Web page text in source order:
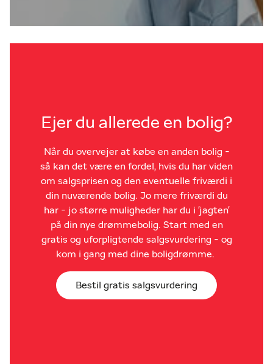
Ejer du allerede en bolig?
Når du overvejer at købe en anden bolig -
så kan det være en fordel, hvis du har viden
om salgsprisen og den eventuelle friværdi i
din nuværende bolig. Jo mere friværdi du
har - jo større muligheder har du i 'jagten'
på din nye drømmebolig. Start med en
gratis og uforpligtende salgsvurdering - og
kom i gang med dine boligdrømme.
Bestil gratis salgsvurdering